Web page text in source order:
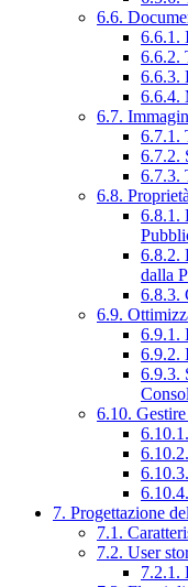
6.6.
6.6.1.
6.6.2.
6.6.3.
6.6.4.
6.7.
6.7.1.
6.7.2.
6.7.3.
6.8.
6.8.1.
6.8.2.
dalla
6.8.3.
6.9.
6.9.1.
6.9.2.
6.9.3.
6.10.
7. Progettazione
7.1.
7.2. User
7.2.1.